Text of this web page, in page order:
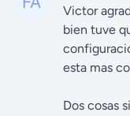
Victor
bien tuve
esta mas
Dos cosas